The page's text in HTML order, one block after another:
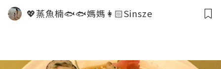
💖蒸魚楠🐟🐟媽媽👩🏻Sinsze